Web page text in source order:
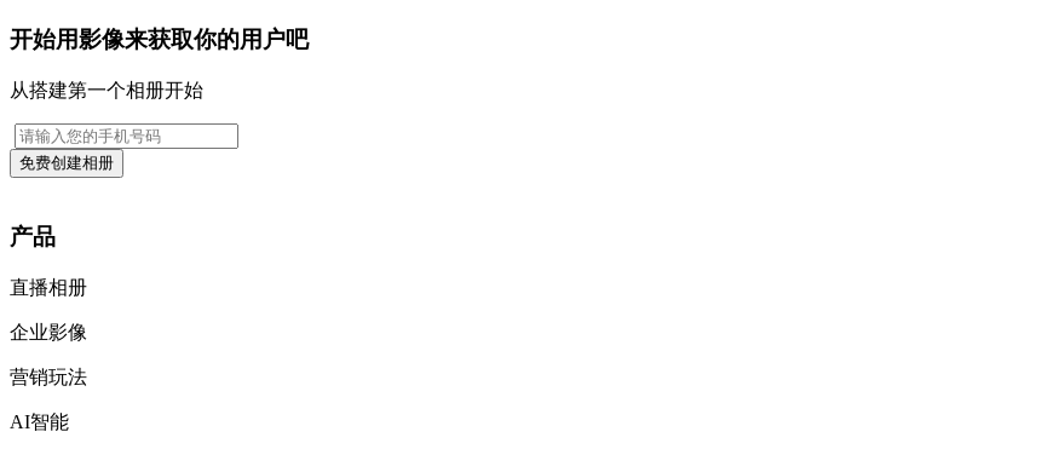
开始用影像来获取你的用户吧
从搭建第一个相册开始
免费创建相册
产品
直播相册
企业影像
营销玩法
AI智能